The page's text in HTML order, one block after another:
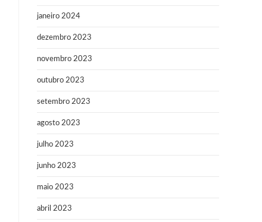
janeiro 2024
dezembro 2023
novembro 2023
outubro 2023
setembro 2023
agosto 2023
julho 2023
junho 2023
maio 2023
abril 2023